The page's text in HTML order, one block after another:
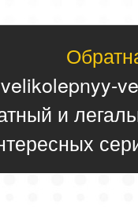
velikolepnyy-
и